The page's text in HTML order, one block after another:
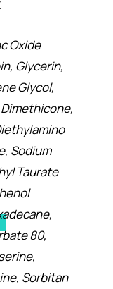
Oxide
Glycerin,
Glycol,
Sodium
Taurate
80,
Sorbitan